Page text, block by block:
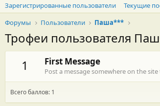
Зарегистрированные пользователи Текущие
Форумы
Пользователи Паша***
Трофеи пользователя
1
First Message
Post a message somewhere on the
Всего баллов: 1